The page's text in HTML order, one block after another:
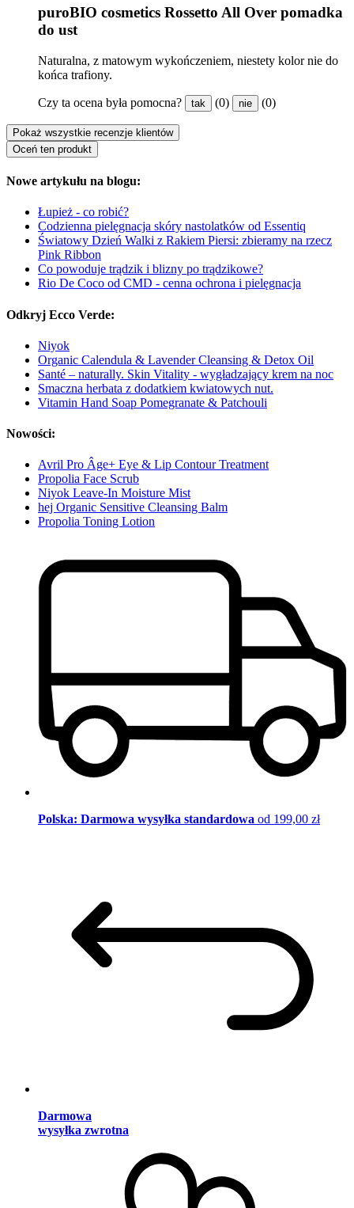
puroBIO cosmetics Rossetto All Over pomadka
do ust
Naturalna, z matowym wykończeniem, niestety kolor nie do
końca trafiony.
Czy ta ocena była pomocna? tak (0) nie (0)
Pokaż wszystkie recenzje klientów
Oceń ten produkt
Nowe artykułu na blogu:
Łupież - co robić?
Codzienna pielęgnacja skóry nastolatków od Essentiq
Światowy Dzień Walki z Rakiem Piersi: zbieramy na rzecz
Pink Ribbon
Co powoduje trądzik i blizny po trądzikowe?
Rio De Coco od CMD - cenna ochrona i pielęgnacja
Odkryj Ecco Verde:
Niyok
Organic Calendula & Lavender Cleansing & Detox Oil
Santé – naturally. Skin Vitality - wygładzający krem na noc
Smaczna herbata z dodatkiem kwiatowych nut.
Vitamin Hand Soap Pomegranate & Patchouli
Nowości:
Avril Pro Âge+ Eye & Lip Contour Treatment
Propolia Face Scrub
Niyok Leave-In Moisture Mist
hej Organic Sensitive Cleansing Balm
Propolia Toning Lotion
Polska: Darmowa wysyłka standardowa od 199,00 zł
Darmowa
wysyłka zwrotna